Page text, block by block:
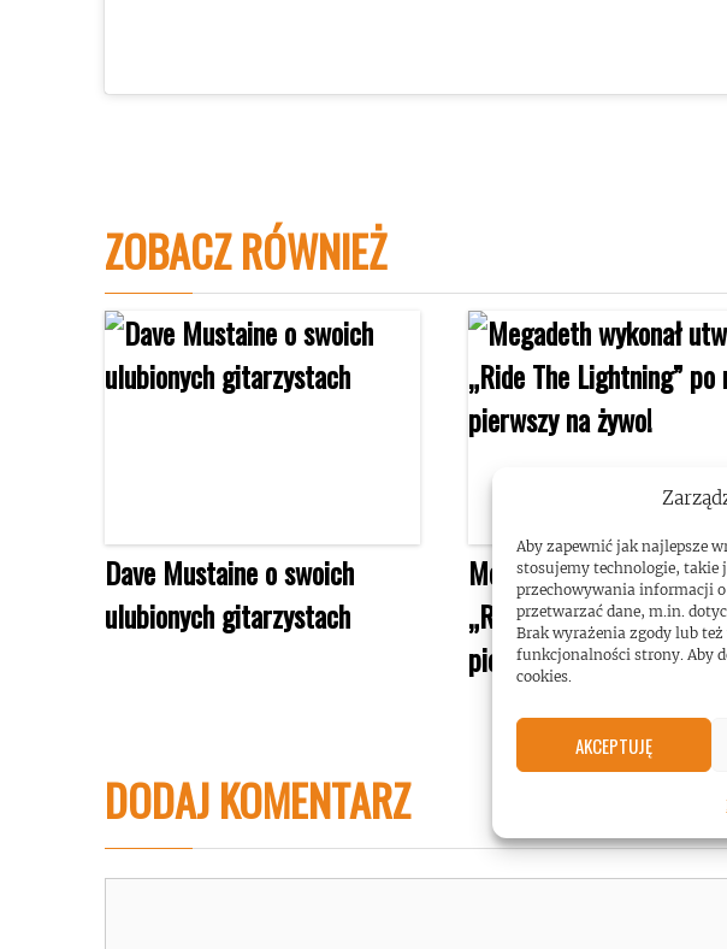
Aby zapewnić jak najlepsze
stosujemy technologie, takie
przechowywania informacji
przetwarzać dane, m.in.
Brak wyrażenia zgody lub
funkcjonalności strony. Aby
cookies.
AKCEPTUJĘ
ZOBACZ RÓWNIEŻ
Dave Mustaine o swoich
ulubionych gitarzystach
Megadeth wykonał
„Ride The Lightning” po
pierwszy na żywo!
DODAJ KOMENTARZ